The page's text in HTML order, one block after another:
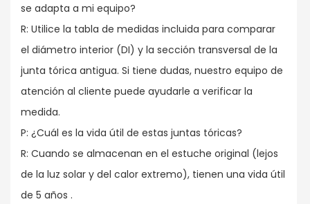
se adapta a mi equipo?
R: Utilice la tabla de medidas incluida para comparar
el diámetro interior (DI) y la sección transversal de la
junta tórica antigua. Si tiene dudas, nuestro equipo de
atención al cliente puede ayudarle a verificar la
medida.
P: ¿Cuál es la vida útil de estas juntas tóricas?
R: Cuando se almacenan en el estuche original (lejos
de la luz solar y del calor extremo), tienen una vida útil
de 5 años .